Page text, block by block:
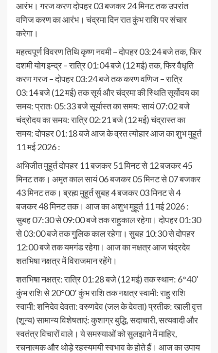
आरंभ। गरज करण दोपहर 03 बजकर 24 मिनट तक उपरांत
वणिज करण का आरंभ। चंद्रमा दिन रात कुंभ राशि पर संचार
करेगा।
महत्वपूर्ण विवरण तिथि कृष्ण नवमी – दोपहर 03:24 बजे तक, फिर
दशमी योग इन्द्र – रात्रि 01:04 बजे (12 मई) तक, फिर वैधृति
करण गरज – दोपहर 03:24 बजे तक करण वणिज – रात्रि
03:14 बजे (12 मई) तक सूर्य और चंद्रमा की स्थिति सूर्योदय का
समय: प्रातः 05:33 बजे सूर्यास्त का समय: सायं 07:02 बजे
चंद्रोदय का समय: रात्रि 02:21 बजे (12 मई) चंद्रास्त का
समय: दोपहर 01:18 बजे आज के व्रत त्योहार आज का शुभ मुहूर्त
11 मई 2026 :
अभिजीत मुहूर्त दोपहर 11 बजकर 51 मिनट से 12 बजकर 45
मिनट तक। अमृत काल सायं 06 बजकर 05 मिनट से 07 बजकर
43 मिनट तक। ब्रह्म मुहूर्त सुबह 4 बजकर 03 मिनट से 4
बजकर 48 मिनट तक। आज का अशुभ मुहूर्त 11 मई 2026 :
सुबह 07:30 से 09:00 बजे तक राहुकाल रहेगा। दोपहर 01:30
से 03:00 बजे तक गुलिक काल रहेगा। सुबह 10:30 से दोपहर
12:00 बजे तक यमगंड रहेगा। आज का नक्षत्र आज चंद्रदेव
शतभिषा नक्षत्र में विराजमान रहेंगे।
शतभिषा नक्षत्र: रात्रि 01:28 बजे (12 मई) तक स्थान: 6°40’
कुंभ राशि से 20°00’ कुंभ राशि तक नक्षत्र स्वामी: राहु राशि
स्वामी: शनिदेव देवता: वरुणदेव (जल के देवता) प्रतीक: खाली वृत्त
(शून्य) सामान्य विशेषताएं: कुशाग्र बुद्धि, सदाचारी, सत्यवादी और
स्वतंत्र विचारों वाले। ये समस्याओं को सुलझाने में माहिर,
रचनात्मक और थोड़े रहस्यमयी स्वभाव के होते हैं। आज का उपाय